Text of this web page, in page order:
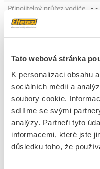
Tato webová stránka
K personalizaci obsahu
sociálních médií a
soubory cookie.
sdílíme se svými
analýzy. Partneři tyto
informacemi, které jste
důsledku toho, že
Připojitelný průřez vodiče
- -
Jmenovitý proud
Teplota chromatičnosti
Konstantní regulace
světelného proudu
Ne
IFTTT-podpora k dispozici Ne
Druh prodrátování
Měřitelná životnost při
L70/B50 při 25 °C